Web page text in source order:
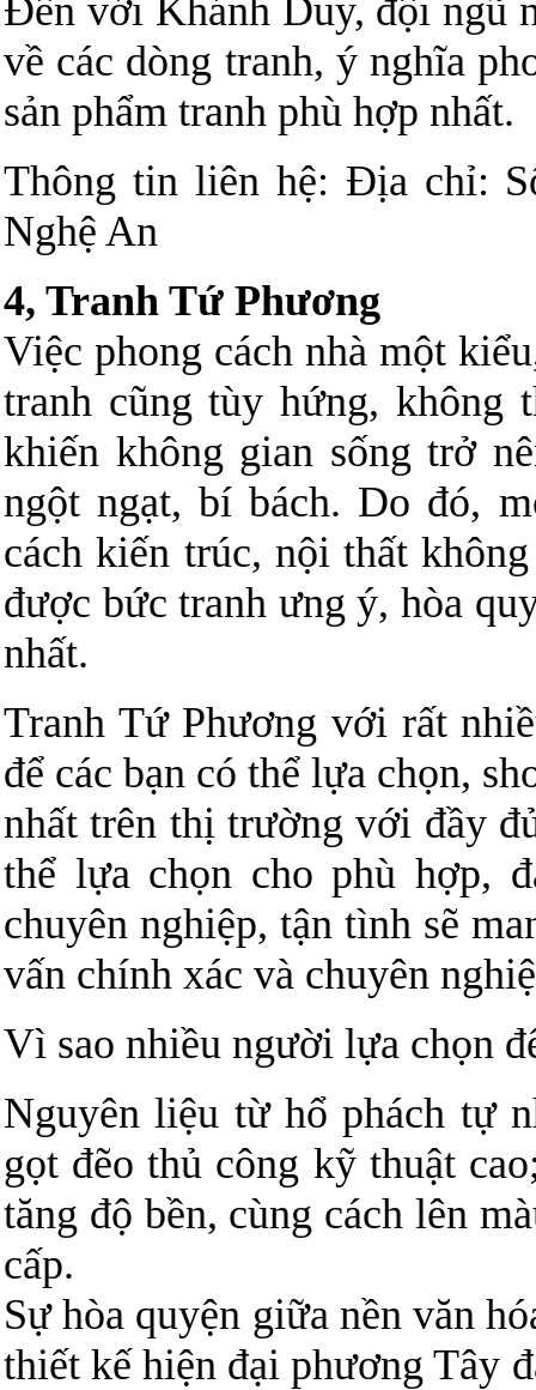
Đến với Khánh Duy, đội ngũ
về các dòng tranh, ý nghĩa
sản phẩm tranh phù hợp nhất.
Thông tin liên hệ: Địa chỉ:
Nghệ An
4, Tranh Tứ Phương
Việc phong cách nhà một
tranh cũng tùy hứng, không
khiến không gian sống trở
ngột ngạt, bí bách. Do đó,
cách kiến trúc, nội thất
được bức tranh ưng ý, hòa
nhất.
Tranh Tứ Phương với rất
để các bạn có thể lựa chọn,
nhất trên thị trường với đầy
thể lựa chọn cho phù hợp,
chuyên nghiệp, tận tình sẽ
vấn chính xác và chuyên
Vì sao nhiều người lựa chọn
Nguyên liệu từ hổ phách tự
gọt đẽo thủ công kỹ thuật
tăng độ bền, cùng cách lên
cấp.
Sự hòa quyện giữa nền văn
thiết kế hiện đại phương Tây